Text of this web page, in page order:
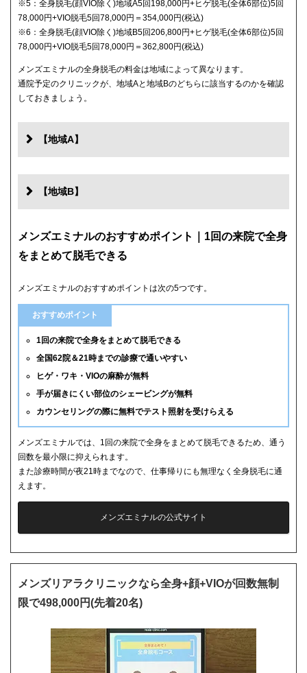
※5：全身脱毛(顔VIO除く)地域A5回198,000円+ヒゲ脱毛(全体6部位)5回
78,000円+VIO脱毛5回78,000円＝354,000円(税込)
※6：全身脱毛(顔VIO除く)地域B5回206,800円+ヒゲ脱毛(全体6部位)5回
78,000円+VIO脱毛5回78,000円＝362,800円(税込)
メンズエミナルの全身脱毛の料金は地域によって異なります。
通院予定のクリニックが、地域Aと地域Bのどちらに該当するのかを確認
しておきましょう。
【地域A】
【地域B】
メンズエミナルのおすすめポイント｜1回の来院で全身
をまとめて脱毛できる
メンズエミナルのおすすめポイントは次の5つです。
おすすめポイント
1回の来院で全身をまとめて脱毛できる
全国62院＆21時までの診療で通いやすい
ヒゲ・ワキ・VIOの麻酔が無料
手が届きにくい部位のシェービングが無料
カウンセリングの際に無料でテスト照射を受けらえる
メンズエミナルでは、1回の来院で全身をまとめて脱毛できるため、通う
回数を最小限に抑えられます。
また診療時間が夜21時までなので、仕事帰りにも無理なく全身脱毛に通
えます。
メンズエミナルの公式サイト
メンズリアラクリニックなら全身+顔+VIOが回数無制
限で498,000円(先着20名)